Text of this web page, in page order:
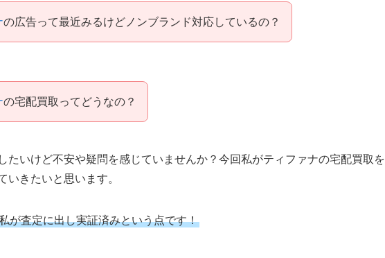
の広告って最近みるけどノンブランド対応しているの？
の宅配買取ってどうなの？
たいけど不安や疑問を感じていませんか？今回私がティファナの宅配買取を
いきたいと思います。
が査定に出し実証済みという点です！